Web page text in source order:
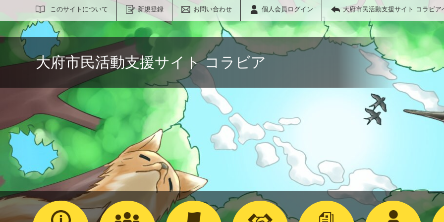
このサイトについて 新規登録 お問い合わせ 個人会員ログイン 大府市民活動支援サイト コラビア
サイト内検索
大府市民活動支援サイト コラビア